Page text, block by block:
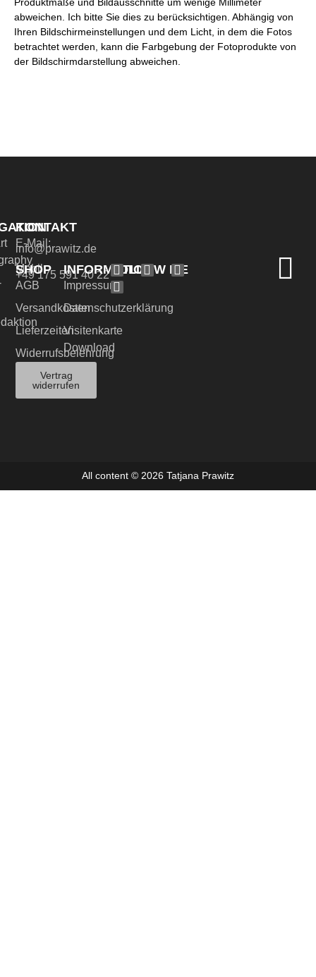
abweichen. Ich bitte Sie dies zu berücksichtigen. Abhängig von
Ihren Bildschirmeinstellungen und dem Licht, in dem die Fotos
betrachtet werden, kann die Farbgebung der Fotoprodukte von
der Bildschirmdarstellung abweichen.
KONTAKT
E-Mail:
info@prawitz.de
Mobil:
+49 175 591 40 22
SHOP
AGB
Versandkosten
Lieferzeiten
Widerrufsbelehrung
Vertrag
widerrufen
INFORMATION
Impressum
Datenschutzerklärung
Visitenkarte
Download
FOLLOW ME
All content © 2026 Tatjana Prawitz